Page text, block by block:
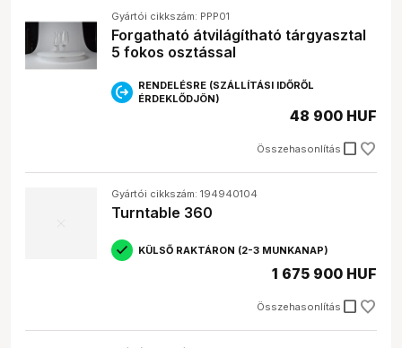
Gyártói cikkszám: PPP01
Forgatható átvilágítható tárgyasztal
5 fokos osztással
RENDELÉSRE (SZÁLLÍTÁSI IDŐRŐL
ÉRDEKLŐDJÖN)
Összehasonlítás check_box_outline_blank
48 900 HUF
Gyártói cikkszám: 194940104
Turntable 360
KÜLSŐ RAKTÁRON (2-3 MUNKANAP)
Összehasonlítás check_box_outline_blank
1 675 900 HUF